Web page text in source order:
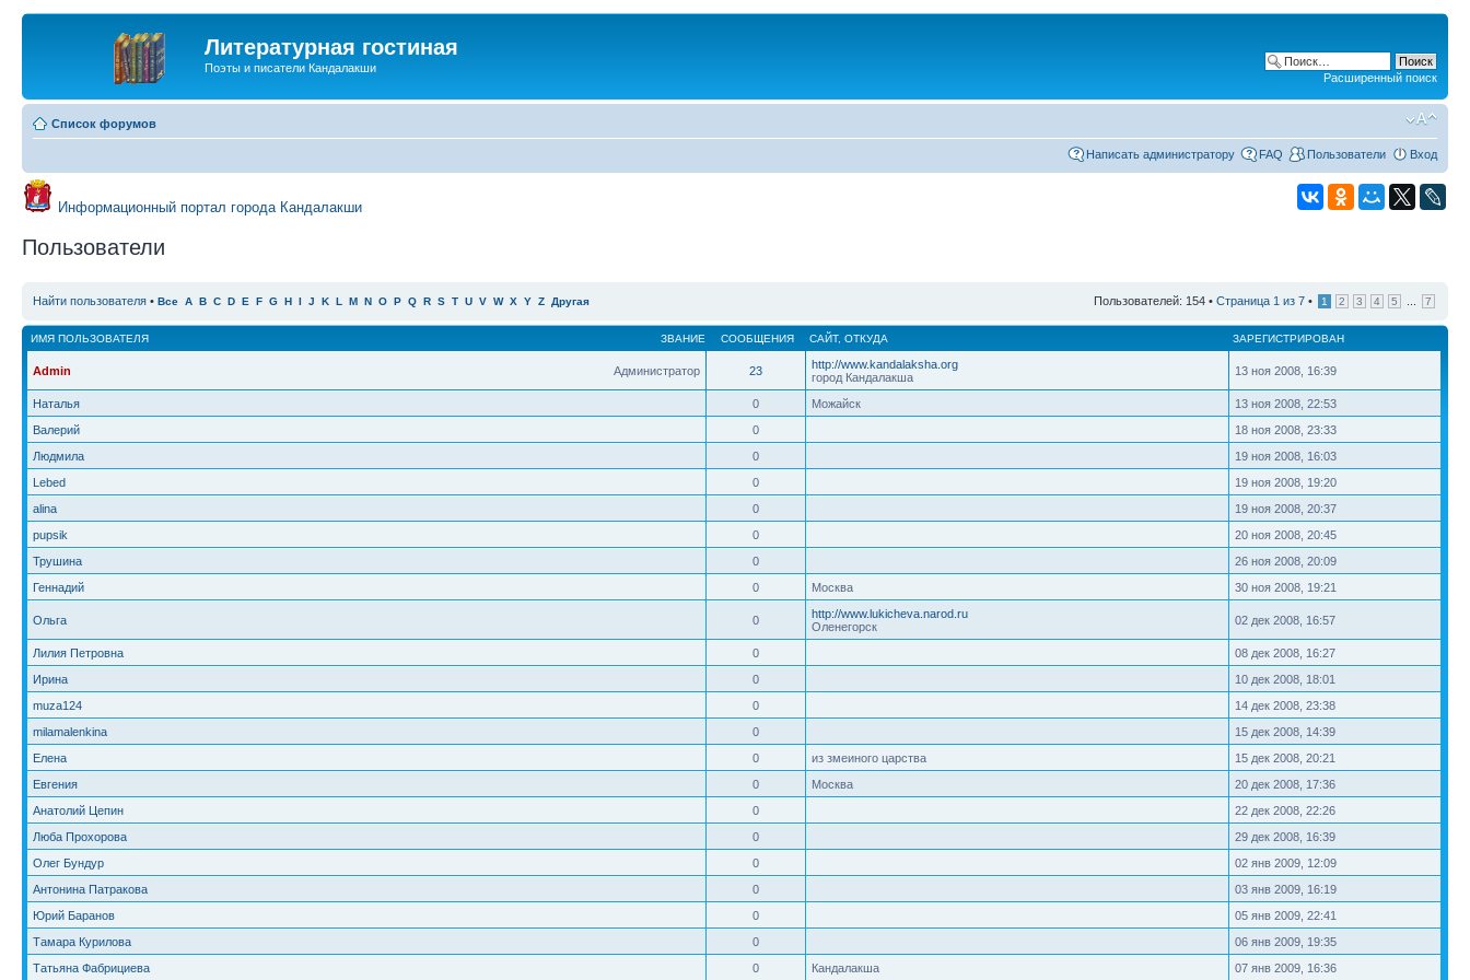
Литературная гостиная
Поэты и писатели Кандалакши
Расширенный поиск
Список форумов
Написать администратору FAQ Пользователи Вход
Информационный портал города Кандалакши
Пользователи
Найти пользователя • Все A B C D E F G H I J K L M N O P Q R S T U V W X Y Z Другая Пользователей: 154 • Страница 1 из 7 • 1 2 3 4 5 7
ЗВАНИЕ
ИМЯ ПОЛЬЗОВАТЕЛЯ СООБЩЕНИЯ САЙТ, ОТКУДА ЗАРЕГИСТРИРОВАН
Администратор
Admin 23
http://www.kandalaksha.org
город Кандалакша
13 ноя 2008, 16:39
Наталья 0 Можайск
13 ноя 2008, 22:53
Валерий
0
18 ноя 2008, 23:33
Людмила
0
19 ноя 2008, 16:03
Lebed
0
19 ноя 2008, 19:20
alina
0
19 ноя 2008, 20:37
pupsik
0
20 ноя 2008, 20:45
Трушина
0
26 ноя 2008, 20:09
Геннадий
0 Москва 30 ноя 2008, 19:21
Ольга 0
http://www.lukicheva.narod.ru
Оленегорск
02 дек 2008, 16:57
Лилия Петровна 0
08 дек 2008, 16:27
Ирина
0
10 дек 2008, 18:01
muza124
0
14 дек 2008, 23:38
milamalenkina
0
15 дек 2008, 14:39
Елена
0 из змеиного царства
15 дек 2008, 20:21
Евгения
0 Москва
20 дек 2008, 17:36
Анатолий Цепин
0
22 дек 2008, 22:26
Люба Прохорова
0
29 дек 2008, 16:39
Олег Бундур
0
02 янв 2009, 12:09
Антонина Патракова
0
03 янв 2009, 16:19
Юрий Баранов
0
05 янв 2009, 22:41
Тамара Курилова
0
06 янв 2009, 19:35
Татьяна Фабрициева
0 Кандалакша 07 янв 2009, 16:36